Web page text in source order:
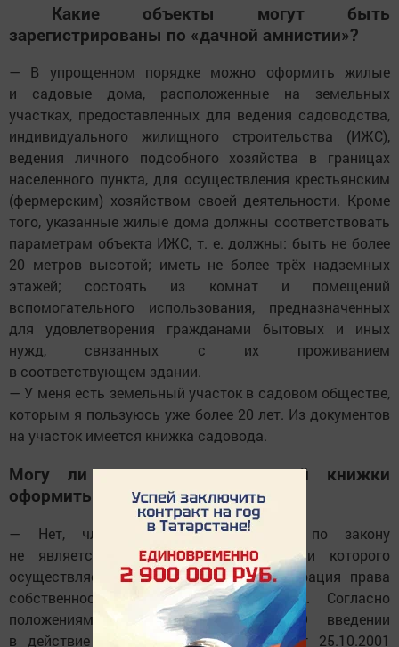
Какие объекты могут быть
зарегистрированы по «дачной амнистии»?
— В упрощенном порядке можно оформить жилые
и садовые дома, расположенные на земельных
участках, предоставленных для ведения садоводства,
индивидуального жилищного строительства (ИЖС),
ведения личного подсобного хозяйства в границах
населенного пункта, для осуществления крестьянским
(фермерским) хозяйством своей деятельности. Кроме
того, указанные жилые дома должны соответствовать
параметрам объекта ИЖС, т. е. должны: быть не более
20 метров высотой; иметь не более трёх надземных
этажей; состоять из комнат и помещений
вспомогательного использования, предназначенных
для удовлетворения гражданами бытовых и иных
нужд, связанных с их проживанием
в соответствующем здании.
— У меня есть земельный участок в садовом обществе,
которым я пользуюсь уже более 20 лет. Из документов
на участок имеется книжка садовода.
Могу ли я на основании этой книжки
оформить землю в собственность?
— Нет, членская книжка садовода по закону
не является документом, на основании которого
осуществляется государственная регистрация права
собственности на земельный участок. Согласно
положениям Федерального закона «О введении
в действие Земельного кодекса РФ» от 25.10.2001